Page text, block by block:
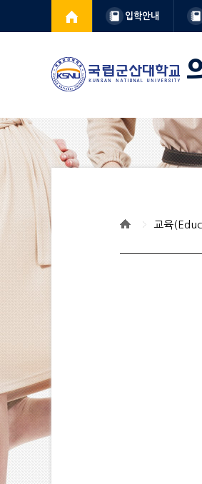
입학안내
교육